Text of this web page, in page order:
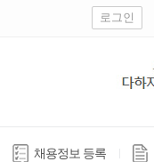
로그인
채용정보 등록